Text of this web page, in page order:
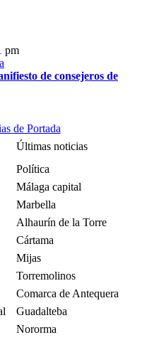
pm
de consejeros de
de Portada
Últimas noticias
Política
Málaga capital
Marbella
Alhaurín de la Torre
Cártama
Mijas
Torremolinos
Comarca de Antequera
Guadalteba
Nororma